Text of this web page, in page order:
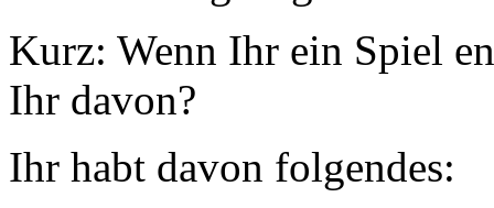
Kurz: Wenn Ihr ein Spiel
Ihr davon?
Ihr habt davon folgendes: